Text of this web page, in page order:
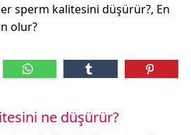
sperm kalitesini düşürür?, En
olur?
ne düşürür?